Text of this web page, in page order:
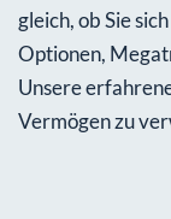
gleich, ob Sie
Optionen,
Unsere
Vermögen zu